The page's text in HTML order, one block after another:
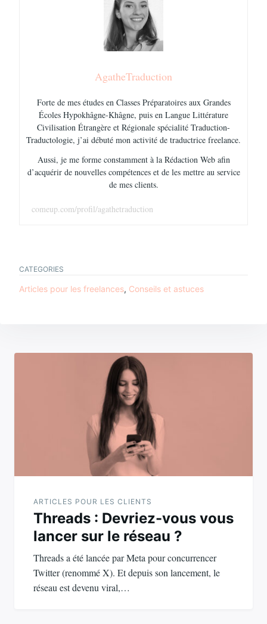
AgatheTraduction
Forte de mes études en Classes Préparatoires aux Grandes
Écoles Hypokhâgne-Khâgne, puis en Langue Littérature
Civilisation Étrangère et Régionale spécialité Traduction-
Traductologie, j’ai débuté mon activité de traductrice freelance.
Aussi, je me forme constamment à la Rédaction Web afin
d’acquérir de nouvelles compétences et de les mettre au service
de mes clients.
comeup.com/profil/agathetraduction
CATEGORIES
Articles pour les freelances, Conseils et astuces
TAGS
astuces
Navigation
ARTICLES POUR LES CLIENTS
Threads : Devriez-vous vous
lancer sur le réseau ?
Threads a été lancée par Meta pour concurrencer
Twitter (renommé X). Et depuis son lancement, le
réseau est devenu viral,…